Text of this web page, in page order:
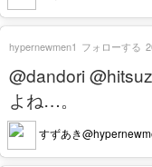
@dandori
よね…。
すずあき
hypernewmen1 フォローする